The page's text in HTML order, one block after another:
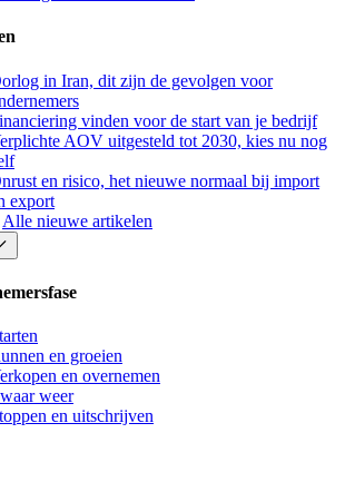
in Iran, dit zijn de gevolgen voor
vinden voor de start van je bedrijf
AOV uitgesteld tot 2030, kies nu nog
en risico, het nieuwe normaal bij import
export
Alle nieuwe artikelen
en groeien
en overnemen
weer
en uitschrijven